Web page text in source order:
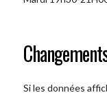
Si les données